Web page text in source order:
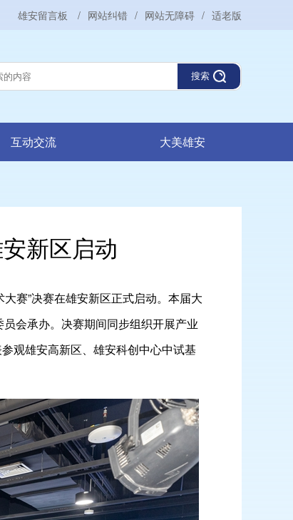
雄安留言板 / 网站纠错 / 网站无障碍 / 适老版
搜索
互动交流 大美雄安
新区启动
赛”决赛在雄安新区正式启动。本届大
会承办。决赛期间同步组织开展产业
观雄安高新区、雄安科创中心中试基